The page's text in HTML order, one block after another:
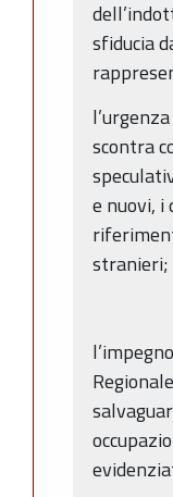
sfiducia
scontra
e nuovi, i
stranieri;